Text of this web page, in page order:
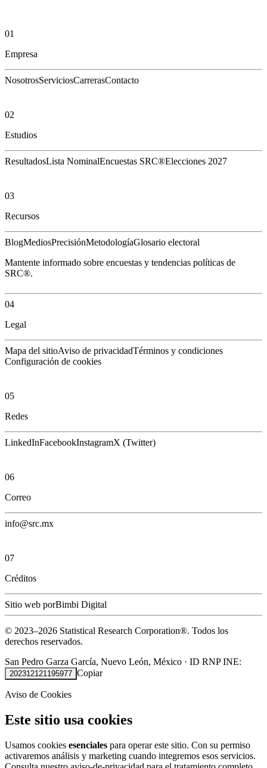
01
Empresa
NosotrosServiciosCarrerasContacto
02
Estudios
ResultadosLista NominalEncuestas SRC®Elecciones 2027
03
Recursos
BlogMediosPrecisiónMetodologíaGlosario electoral
Mantente informado sobre encuestas y tendencias políticas de
SRC®.
04
Legal
Mapa del sitioAviso de privacidadTérminos y condiciones
Configuración de cookies
05
Redes
LinkedInFacebookInstagramX (Twitter)
06
Correo
info@src.mx
07
Créditos
Sitio web porBimbi Digital
© 2023–2026 Statistical Research Corporation®. Todos los
derechos reservados.
San Pedro Garza García, Nuevo León, México · ID RNP INE:
202312121195977 Copiar
Aviso de Cookies
Este sitio usa cookies
Usamos cookies esenciales para operar este sitio. Con su permiso
activaremos análisis y marketing cuando integremos esos servicios.